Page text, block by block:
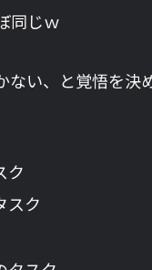
同じｗ
ない、と覚悟を決
ク
スク